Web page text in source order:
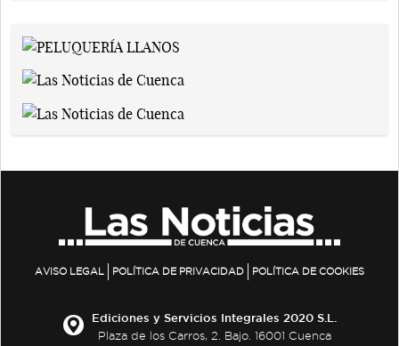
AVISO LEGAL POLÍTICA DE PRIVACIDAD POLÍTICA DE COOKIES
Ediciones y Servicios Integrales 2020 S.L.
Plaza de los Carros, 2. Bajo. 16001 Cuenca